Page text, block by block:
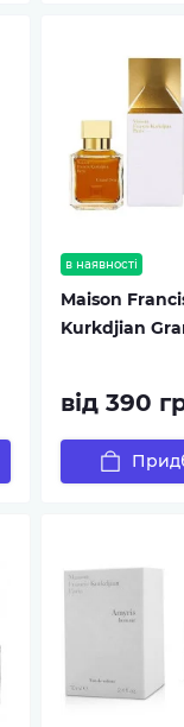
в наявності
Maison
Kurkdjian
від 390